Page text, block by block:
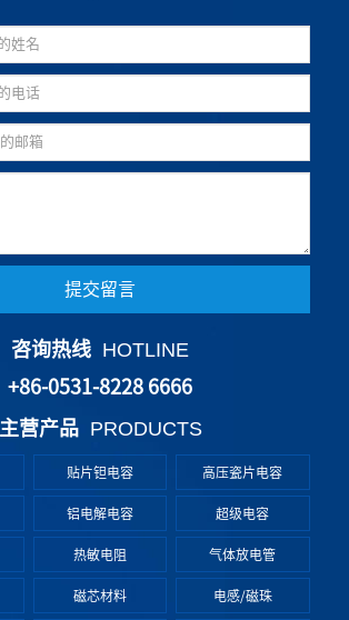
提交留言
咨询热线 HOTLINE
+86-0531-8228 6666
主营产品 PRODUCTS
贴片钽电容 高压瓷片电容
铝电解电容 超级电容
热敏电阻 气体放电管
磁芯材料 电感/磁珠